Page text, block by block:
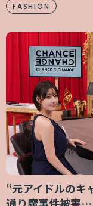
FASHION
“元アイドルのキ